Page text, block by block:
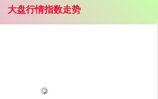
大盘行情指数走势